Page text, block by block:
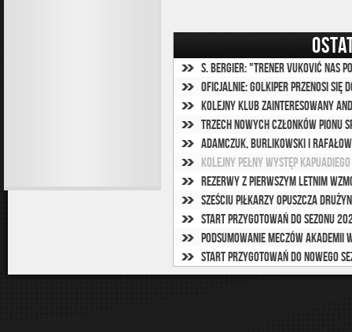
S. Bergier: "Trener Vuković nas
Oficjalnie: Golkiper przenosi się
Kolejny klub zainteresowany
Adamczuk, Burlikowski i
Kolejny pełny występ Kapuadiego
Rezerwy z pierwszym letnim
Sześciu piłkarzy opuszcza
Start przygotowań do sezonu
Podsumowanie meczów Akademii
Start przygotowań do nowego